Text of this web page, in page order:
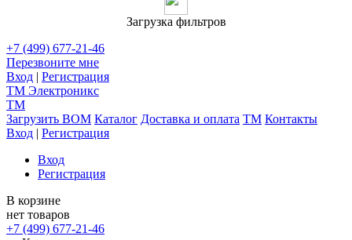
Загрузка фильтров
+7 (499) 677-21-46
Перезвоните мне
Вход | Регистрация
TM Электроникс
TM
Загрузить BOM Каталог Доставка и оплата TM Контакты
Вход | Регистрация
Вход
Регистрация
В корзине
нет товаров
+7 (499) 677-21-46